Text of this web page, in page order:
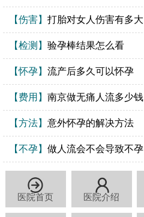
【伤害】 打胎对女人伤害有多大
【检测】 验孕棒结果怎么看
【怀孕】 流产后多久可以怀孕
【费用】 南京做无痛人流多少钱
【方法】 意外怀孕的解决方法
【不孕】 做人流会不会导致不孕
医院首页 医院介绍